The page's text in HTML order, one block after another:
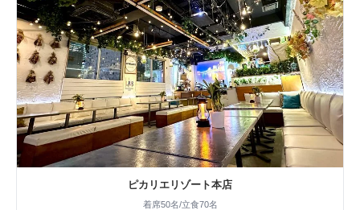
ピカリエリゾート本店
着席50名/立食70名